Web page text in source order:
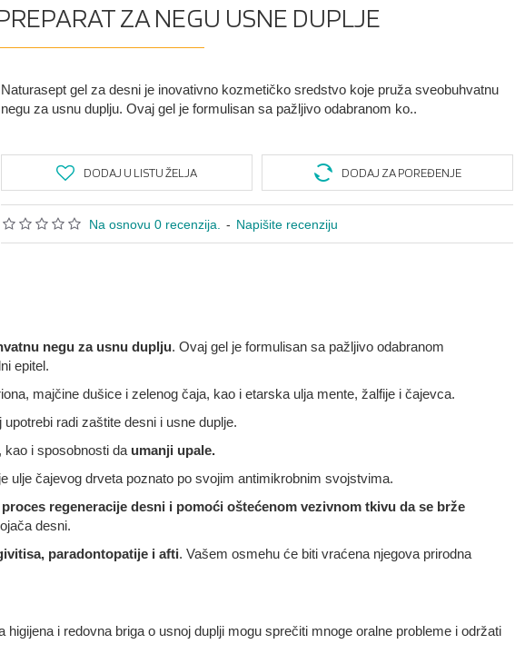
ZA NEGU USNE DUPLJE
Naturasept gel za desni je inovativno kozmetičko sredstvo koje pruža sveobuhvatnu
negu za usnu duplju. Ovaj gel je formulisan sa pažljivo odabranom ko..
Na osnovu 0 recenzija. - Napišite recenziju
DODAJ U LISTU ŽELJA DODAJ ZA POREĐENJE
negu za usnu duplju. Ovaj gel je formulisan sa pažljivo odabranom
epitel.
majčine dušice i zelenog čaja, kao i etarska ulja mente, žalfije i čajevca.
radi zaštite desni i usne duplje.
i sposobnosti da umanji upale.
ulje čajevog drveta poznato po svojim antimikrobnim svojstvima.
regeneracije desni i pomoći oštećenom vezivnom tkivu da se brže
desni.
paradontopatije i afti. Vašem osmehu će biti vraćena njegova prirodna
i redovna briga o usnoj duplji mogu sprečiti mnoge oralne probleme i održati